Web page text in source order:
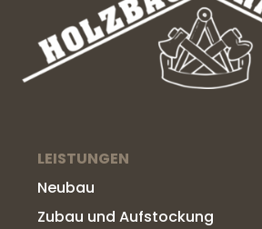
LEISTUNGEN
Neubau
Zubau und Aufstockung